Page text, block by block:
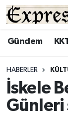
Gündem
HABERLER
İskele
Günleri
ALAYKÖY
BİLİM
Hava
Süper Lig
Tüm